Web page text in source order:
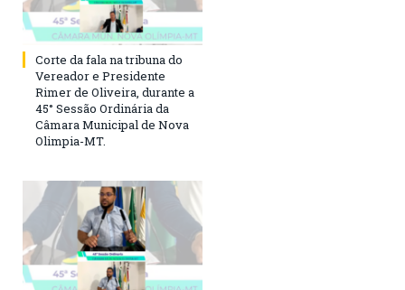
Corte da fala na tribuna do
Vereador e Presidente
Rimer de Oliveira, durante a
45° Sessão Ordinária da
Câmara Municipal de Nova
Olimpia-MT.